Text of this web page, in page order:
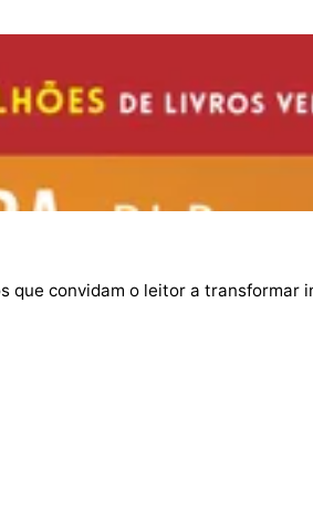
que convidam o leitor a transformar